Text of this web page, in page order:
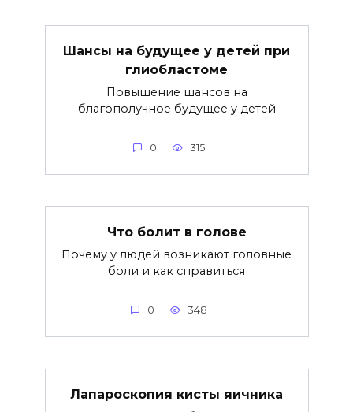
Шансы на будущее у детей при
глиобластоме
Повышение шансов на
благополучное будущее у детей
0 315
Что болит в голове
Почему у людей возникают головные
боли и как справиться
0 348
Лапароскопия кисты яичника